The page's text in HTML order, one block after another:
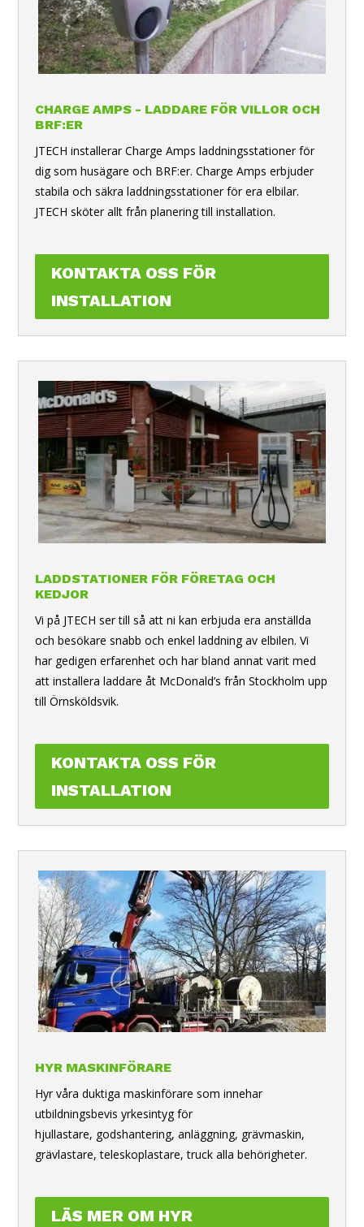
CHARGE AMPS - LADDARE FÖR VILLOR OCH
BRF:ER
JTECH installerar Charge Amps laddningsstationer för
dig som husägare och BRF:er. Charge Amps erbjuder
stabila och säkra laddningsstationer för era elbilar.
JTECH sköter allt från planering till installation.
KONTAKTA OSS FÖR
INSTALLATION
LADDSTATIONER FÖR FÖRETAG OCH
KEDJOR
Vi på JTECHser till så att ni kan erbjuda era anställda
och besökare snabb och enkel laddning av elbilen. Vi
har gedigen erfarenhet och har bland annat varit med
att installera laddare åt McDonald’s från Stockholm upp
till Örnsköldsvik.
KONTAKTA OSS FÖR
INSTALLATION
HYR MASKINFÖRARE
Hyr våra duktiga maskinförare som innehar
utbildningsbevis yrkesintyg för
hjullastare, godshantering, anläggning, grävmaskin,
grävlastare, teleskoplastare, truck alla behörigheter.
LÄS MER OM HYR